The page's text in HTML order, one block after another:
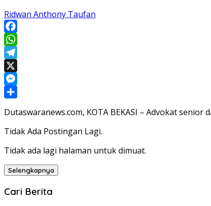
Ridwan Anthony Taufan
Facebook
WhatsApp
Telegram
X
Messenger
Dutaswaranews.com, KOTA BEKASI – Advokat
Tidak Ada Postingan Lagi.
Tidak ada lagi halaman untuk dimuat.
Selengkapnya
Cari Berita